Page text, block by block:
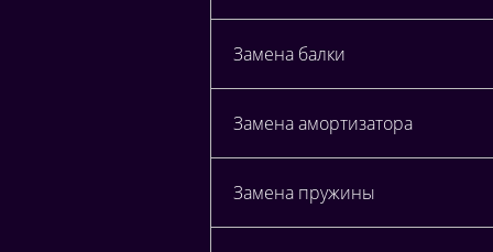
Замена балки
Замена амортизатора
Замена пружины